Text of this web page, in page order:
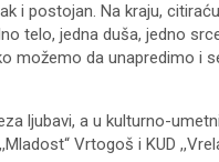
i postojan. Na kraju,
telo, jedna duša, jedno
možemo da unapredimo i
ljubavi, a u kulturno-
Vrtogoš i KUD